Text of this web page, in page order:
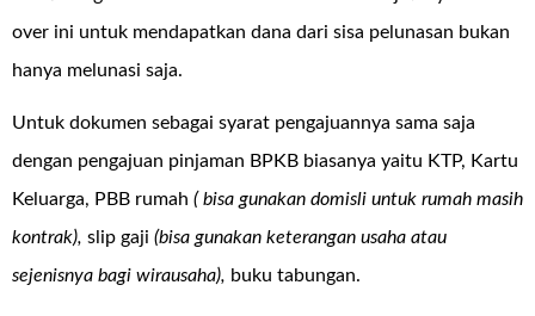
over ini untuk mendapatkan dana dari sisa pelunasan bukan
hanya melunasi saja.
Untuk dokumen sebagai syarat pengajuannya sama saja
dengan pengajuan pinjaman BPKB biasanya yaitu KTP, Kartu
Keluarga, PBB rumah ( bisa gunakan domisli untuk rumah masih
kontrak), slip gaji (bisa gunakan keterangan usaha atau
sejenisnya bagi wirausaha), buku tabungan.